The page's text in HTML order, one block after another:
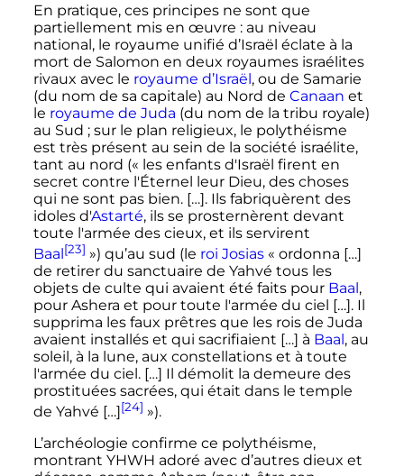
En pratique, ces principes ne sont que
partiellement mis en œuvre : au niveau
national, le royaume unifié d’Israël éclate à la
mort de Salomon en deux royaumes israélites
rivaux avec le royaume d’Israël, ou de Samarie
(du nom de sa capitale) au Nord de Canaan et
le royaume de Juda (du nom de la tribu royale)
au Sud ; sur le plan religieux, le polythéisme
est très présent au sein de la société israélite,
tant au nord (« les enfants d'Israël firent en
secret contre l'Éternel leur Dieu, des choses
qui ne sont pas bien. […]. Ils fabriquèrent des
idoles d'Astarté, ils se prosternèrent devant
toute l'armée des cieux, et ils servirent
Baal[23] ») qu’au sud (le roi Josias« ordonna […]
de retirer du sanctuaire de Yahvé tous les
objets de culte qui avaient été faits pour Baal,
pour Ashera et pour toute l'armée du ciel […]. Il
supprima les faux prêtres que les rois de Juda
avaient installés et qui sacrifiaient […] à Baal, au
soleil, à la lune, aux constellations et à toute
l'armée du ciel. […] Il démolit la demeure des
prostituées sacrées, qui était dans le temple
de Yahvé […] [24] »).
L’archéologie confirme ce polythéisme,
montrant YHWH adoré avec d’autres dieux et